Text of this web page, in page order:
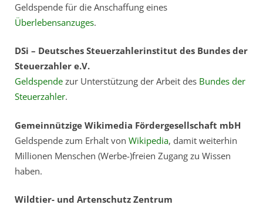
Geldspende für die Anschaffung eines
Überlebensanzuges.
DSi – Deutsches Steuerzahlerinstitut des Bundes der
Steuerzahler e.V.
Geldspende zur Unterstützung der Arbeit des Bundes der
Steuerzahler.
Gemeinnützige Wikimedia Fördergesellschaft mbH
Geldspende zum Erhalt von Wikipedia, damit weiterhin
Millionen Menschen (Werbe-)freien Zugang zu Wissen
haben.
Wildtier- und Artenschutz Zentrum